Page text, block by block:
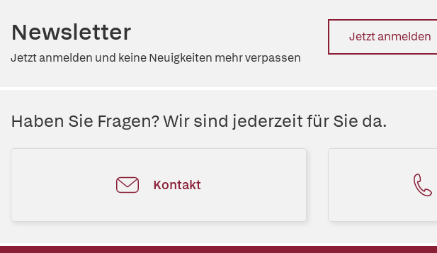
Newsletter
Jetzt anmelden und keine Neuigkeiten mehr verpassen
Jetzt anmelden
Haben Sie Fragen? Wir sind jederzeit für Sie da.
Kontakt